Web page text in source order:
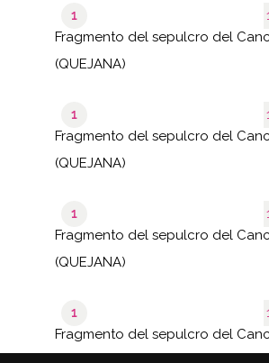
1
Fragmento del sepulcro del
(QUEJANA)
1
Fragmento del sepulcro del
(QUEJANA)
1
Fragmento del sepulcro del
(QUEJANA)
1
Fragmento del sepulcro del